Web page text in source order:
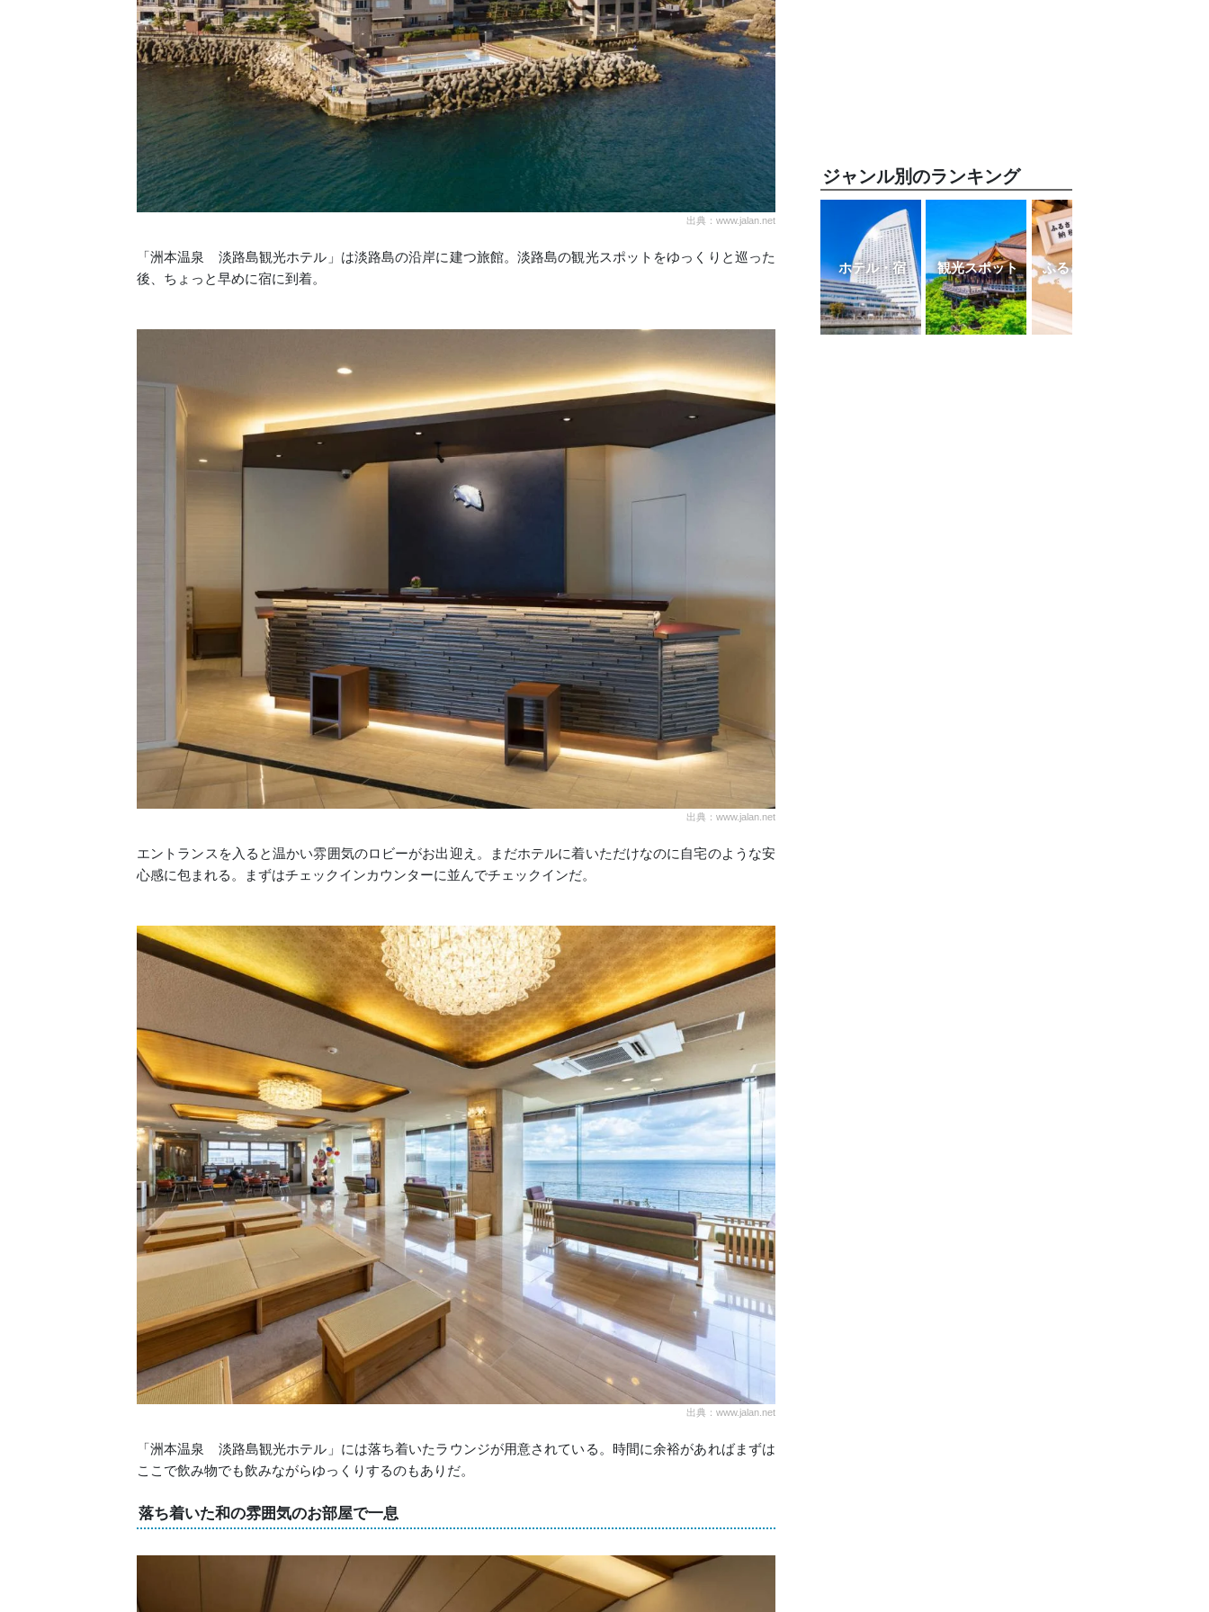
出典：www.jalan.net
「洲本温泉 淡路島観光ホテル」は淡路島の沿岸に建つ旅館。淡路島の観光スポットをゆっくりと巡った
後、ちょっと早めに宿に到着。
出典：www.jalan.net
エントランスを入ると温かい雰囲気のロビーがお出迎え。まだホテルに着いただけなのに自宅のような安
心感に包まれる。まずはチェックインカウンターに並んでチェックインだ。
出典：www.jalan.net
「洲本温泉 淡路島観光ホテル」には落ち着いたラウンジが用意されている。時間に余裕があればまずは
ここで飲み物でも飲みながらゆっくりするのもありだ。
落ち着いた和の雰囲気のお部屋で一息
ジャンル別のランキング
ホテル・宿 観光スポット ふるさと納税